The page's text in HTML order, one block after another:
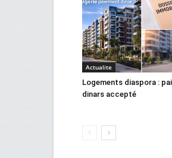
Actualite
Logements diaspora :
dinars accepté